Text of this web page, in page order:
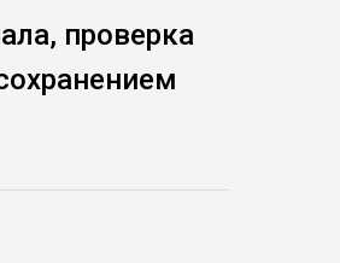
проверка